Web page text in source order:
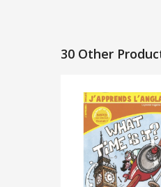
30 Other